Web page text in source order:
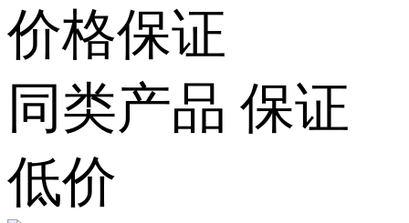
价格保证
同类产品 保证
低价